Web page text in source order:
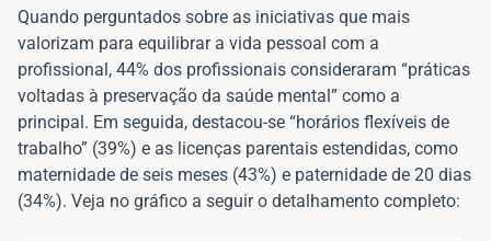
Quando perguntados sobre as iniciativas que mais
valorizam para equilibrar a vida pessoal com a
profissional, 44% dos profissionais consideraram “práticas
voltadas à preservação da saúde mental” como a
principal. Em seguida, destacou-se “horários flexíveis de
trabalho” (39%) e as licenças parentais estendidas, como
maternidade de seis meses (43%) e paternidade de 20 dias
(34%). Veja no gráfico a seguir o detalhamento completo: